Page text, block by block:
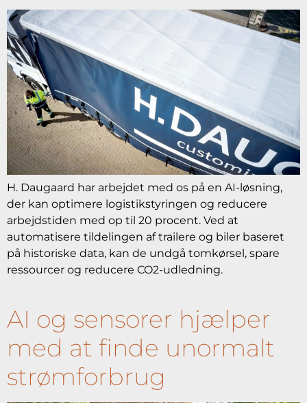
H. Daugaard har arbejdet med os på en AI-løsning,
der kan optimere logistikstyringen og reducere
arbejdstiden med op til 20 procent. Ved at
automatisere tildelingen af trailere og biler baseret
på historiske data, kan de undgå tomkørsel, spare
ressourcer og reducere CO2-udledning.
AI og sensorer hjælper
med at finde unormalt
strømforbrug